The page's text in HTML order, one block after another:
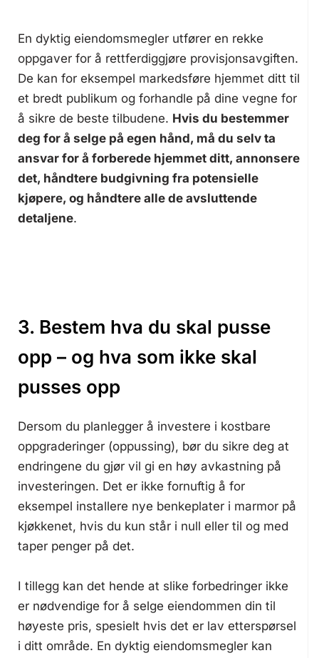
En dyktig eiendomsmegler utfører en rekke
oppgaver for å rettferdiggjøre provisjonsavgiften.
De kan for eksempel markedsføre hjemmet ditt til
et bredt publikum og forhandle på dine vegne for
å sikre de beste tilbudene. Hvis du bestemmer
deg for å selge på egen hånd, må du selv ta
ansvar for å forberede hjemmet ditt, annonsere
det, håndtere budgivning fra potensielle
kjøpere, og håndtere alle de avsluttende
detaljene.
3. Bestem hva du skal pusse
opp – og hva som ikke skal
pusses opp
Dersom du planlegger å investere i kostbare
oppgraderinger (oppussing), bør du sikre deg at
endringene du gjør vil gi en høy avkastning på
investeringen. Det er ikke fornuftig å for
eksempel installere nye benkeplater i marmor på
kjøkkenet, hvis du kun står i null eller til og med
taper penger på det.
I tillegg kan det hende at slike forbedringer ikke
er nødvendige for å selge eiendommen din til
høyeste pris, spesielt hvis det er lav etterspørsel
i ditt område. En dyktig eiendomsmegler kan